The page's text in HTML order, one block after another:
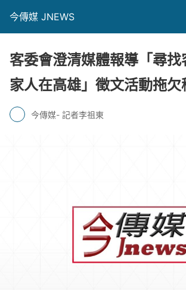
今傳媒 JNEWS
客委會澄清媒體報導「尋
家人在高雄」徵文活動拖欠
今傳媒- 記者李祖東